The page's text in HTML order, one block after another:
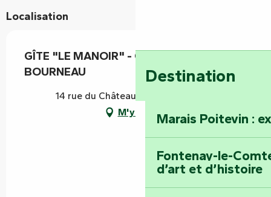
Destination
Marais Poitevin :
Fontenay-le-
d’art et d’histoire
Localisation
GÎTE "LE MANOIR" - CHÂTEAU DE
BOURNEAU
14 rue du Château, 85200 Bourneau
M'y rendre